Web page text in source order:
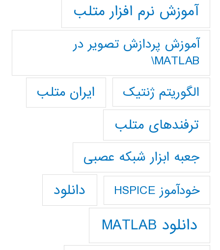
آموزش نرم افزار متلب
آموزش پردازش تصوير در
MATLAB\
الگوریتم ژنتیک
ایران متلب
ترفندهای متلب
جعبه ابزار شبکه عصبی
خودآموز HSPICE دانلود
دانلود MATLAB